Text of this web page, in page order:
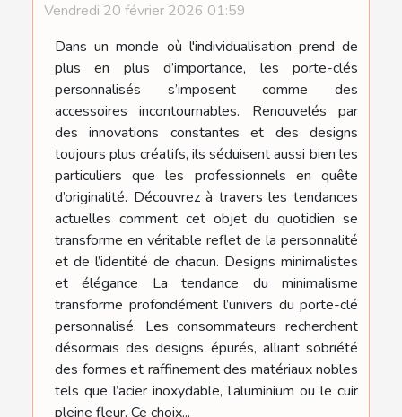
Vendredi 20 février 2026 01:59
Dans un monde où l'individualisation prend de
plus en plus d’importance, les porte-clés
personnalisés s’imposent comme des
accessoires incontournables. Renouvelés par
des innovations constantes et des designs
toujours plus créatifs, ils séduisent aussi bien les
particuliers que les professionnels en quête
d’originalité. Découvrez à travers les tendances
actuelles comment cet objet du quotidien se
transforme en véritable reflet de la personnalité
et de l’identité de chacun. Designs minimalistes
et élégance La tendance du minimalisme
transforme profondément l’univers du porte-clé
personnalisé. Les consommateurs recherchent
désormais des designs épurés, alliant sobriété
des formes et raffinement des matériaux nobles
tels que l’acier inoxydable, l’aluminium ou le cuir
pleine fleur. Ce choix...